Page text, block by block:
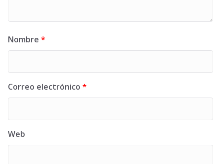
Nombre *
Correo electrónico *
Web